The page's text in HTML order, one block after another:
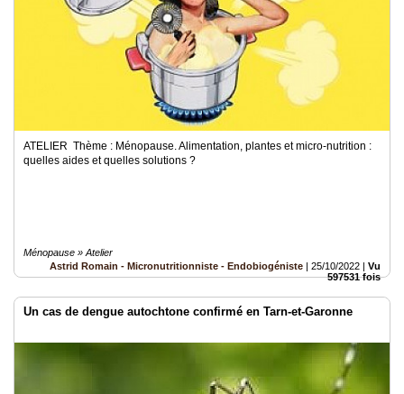
ATELIER Thème : Ménopause. Alimentation, plantes et micro-nutrition :
quelles aides et quelles solutions ?
Ménopause » Atelier
Astrid Romain - Micronutritionniste - Endobiogéniste | 25/10/2022 | Vu
597531 fois
Un cas de dengue autochtone confirmé en Tarn-et-Garonne